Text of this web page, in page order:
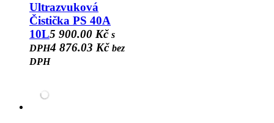
Ultrazvuková
Čistička PS 40A
10L5 900.00 Kč s
DPH4 876.03 Kč bez
DPH